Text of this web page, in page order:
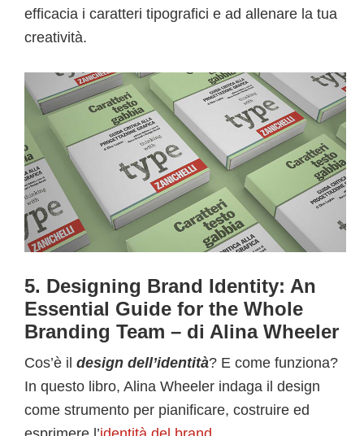
efficacia i caratteri tipografici e ad allenare la tua
creatività.
5. Designing Brand Identity: An
Essential Guide for the Whole
Branding Team – di Alina Wheeler
Cos’è il design dell’identità? E come funziona?
In questo libro, Alina Wheeler indaga il design
come strumento per pianificare, costruire ed